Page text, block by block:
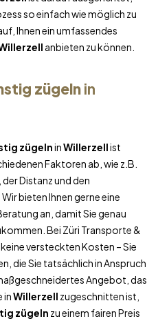
so einfach wie möglich zu
Ihnen ein umfassendes
anbieten zu können.
zügelnin
zügelninWillerzellist
Faktoren ab, wie z.B.
, der Distanz und den
bieten Ihnen gerne eine
an, damit Sie genau
Bei Züri Transporte &
versteckten Kosten – Sie
die Sie tatsächlich in Anspruch
Angebot, das
inWillerzell zugeschnitten ist,
zügeln zu einem fairen Preis